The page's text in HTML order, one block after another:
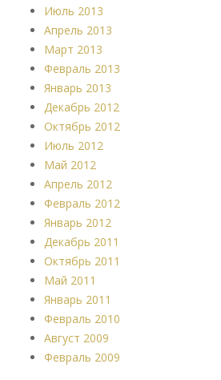
Июль 2013
Апрель 2013
Март 2013
Февраль 2013
Январь 2013
Декабрь 2012
Октябрь 2012
Июль 2012
Май 2012
Апрель 2012
Февраль 2012
Январь 2012
Декабрь 2011
Октябрь 2011
Май 2011
Январь 2011
Февраль 2010
Август 2009
Февраль 2009